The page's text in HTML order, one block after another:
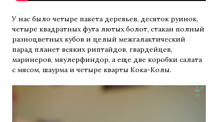
У нас было четыре пакета деревьев, десяток руинок,
четыре квадратных фута лютых болот, стакан полный
разноцветных кубов и целый межгалактический
парад планет всяких риптайдов, гвардейцев,
маринеров, мяулерфиндор, а еще две коробки салата
с мясом, шаурма и четыре кварты Кока-Колы.